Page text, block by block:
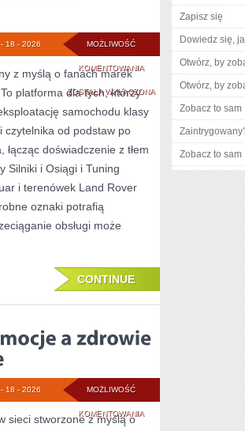
MOŻLIWOŚĆ
KOMENTOWANIASAMOCHODY
PREMIUM
W
MIEŚCIE
ZOSTAŁA WYŁĄCZONA
18 - 2026
z myślą o fanach marek
platforma dla tych, którzy
samochodu klasy
czytelnika od podstaw po
doświadczenie z tłem
Silniki i Osiągi i Tuning
i terenówek Land Rover
oznaki potrafią
obsługi może
CONTINUE
MOŻLIWOŚĆ
KOMENTOWANIAPSYCHOLOGIA
18 - 2026
sieci stworzone z myślą o
Zapisz się
Dowiedz się,
Otwórz, by
Otwórz, by
Zobacz to sam
Zobacz to sam